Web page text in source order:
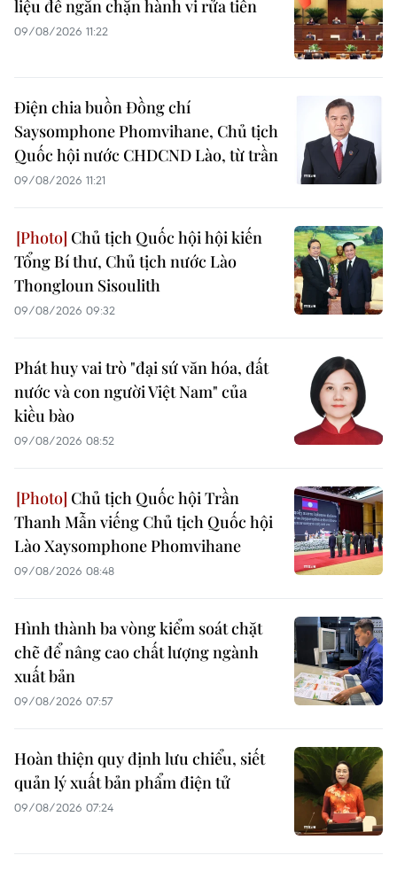
liệu để ngăn chặn hành vi rửa tiền
09/08/2026 11:22
Điện chia buồn Đồng chí
Saysomphone Phomvihane, Chủ tịch
Quốc hội nước CHDCND Lào, từ trần
09/08/2026 11:21
Chủ tịch Quốc hội hội kiến
Tổng Bí thư, Chủ tịch nước Lào
Thongloun Sisoulith
09/08/2026 09:32
Phát huy vai trò "đại sứ văn hóa, đất
nước và con người Việt Nam" của
kiều bào
09/08/2026 08:52
Chủ tịch Quốc hội Trần
Thanh Mẫn viếng Chủ tịch Quốc hội
Lào Xaysomphone Phomvihane
09/08/2026 08:48
Hình thành ba vòng kiểm soát chặt
chẽ để nâng cao chất lượng ngành
xuất bản
09/08/2026 07:57
Hoàn thiện quy định lưu chiểu, siết
quản lý xuất bản phẩm điện tử
09/08/2026 07:24